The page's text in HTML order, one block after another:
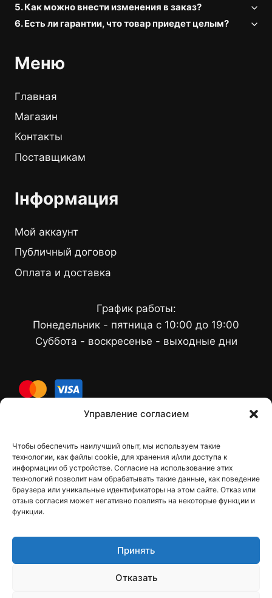
Управление согласием
Чтобы обеспечить наилучший опыт, мы используем такие
технологии, как файлы cookie, для хранения и/или доступа к
информации об устройстве. Согласие на использование этих
технологий позволит нам обрабатывать такие данные, как поведение
браузера или уникальные идентификаторы на этом сайте. Отказ или
отзыв согласия может негативно повлиять на некоторые функции и
функции.
Принять
Отказать
5. Как можно внести изменения в заказ?
6. Есть ли гарантии, что товар приедет целым?
Меню
Главная
Магазин
Контакты
Поставщикам
Інформация
Мой аккаунт
Публичный договор
Оплата и доставка
График работы:
Понедельник - пятница с 10:00 до 19:00
Суббота - воскресенье - выходные дни
Контакты
dfbelements@gmail.com